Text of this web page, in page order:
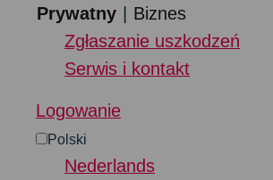
Przejdź do treści
Prywatny
Biznes
Zgłaszanie uszkodzeń
Serwis i kontakt
Logowanie
Polski
Nederlands